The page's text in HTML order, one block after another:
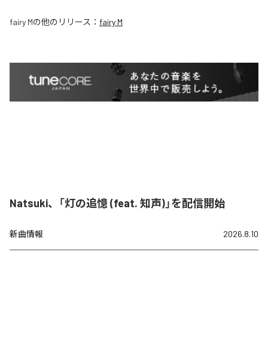
fairy Mの他のリリース： fairy M
Natsuki、「灯の追憶 (feat. 知声)」を配信開始
新曲情報 2026.8.10